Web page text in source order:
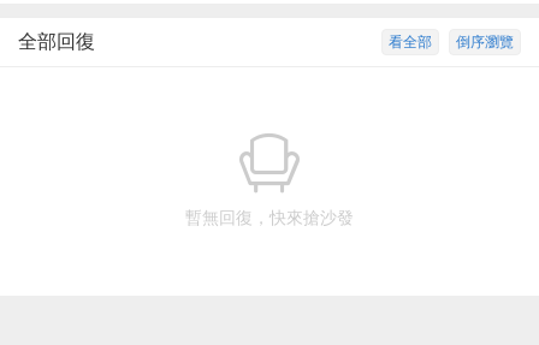
倒序瀏覽
看全部
全部回復
暫無回復，快來搶沙發